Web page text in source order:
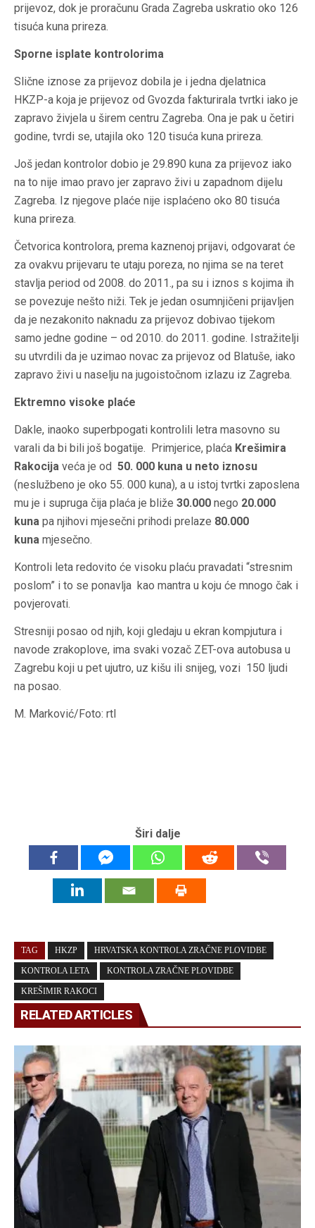
prijevoz, dok je proračunu Grada Zagreba uskratio oko 126
tisuća kuna prireza.
Sporne isplate kontrolorima
Slične iznose za prijevoz dobila je i jedna djelatnica
HKZP-a koja je prijevoz od Gvozda fakturirala tvrtki iako je
zapravo živjela u širem centru Zagreba. Ona je pak u četiri
godine, tvrdi se, utajila oko 120 tisuća kuna prireza.
Još jedan kontrolor dobio je 29.890 kuna za prijevoz iako
na to nije imao pravo jer zapravo živi u zapadnom dijelu
Zagreba. Iz njegove plaće nije isplaćeno oko 80 tisuća
kuna prireza.
Četvorica kontrolora, prema kaznenoj prijavi, odgovarat će
za ovakvu prijevaru te utaju poreza, no njima se na teret
stavlja period od 2008. do 2011., pa su i iznos s kojima ih
se povezuje nešto niži. Tek je jedan osumnjičeni prijavljen
da je nezakonito naknadu za prijevoz dobivao tijekom
samo jedne godine – od 2010. do 2011. godine. Istražitelji
su utvrdili da je uzimao novac za prijevoz od Blatuše, iako
zapravo živi u naselju na jugoistočnom izlazu iz Zagreba.
Ektremno visoke plaće
Dakle, inaoko superbpogati kontrolili letra masovno su
varali da bi bili još bogatije. Primjerice, plaća Krešimira
Rakocija veća je od 50. 000 kuna u neto iznosu
(neslužbeno je oko 55. 000 kuna), a u istoj tvrtki zaposlena
mu je i supruga čija plaća je bliže 30.000 nego 20.000
kuna pa njihovi mjesečni prihodi prelaze 80.000
kuna mjesečno.
Kontroli leta redovito će visoku plaću pravadati “stresnim
poslom” i to se ponavlja kao mantra u koju će mnogo čak i
povjerovati.
Stresniji posao od njih, koji gledaju u ekran kompjutura i
navode zrakoplove, ima svaki vozač ZET-ova autobusa u
Zagrebu koji u pet ujutro, uz kišu ili snijeg, vozi 150 ljudi
na posao.
M. Marković/Foto: rtl
Širi dalje
TAG HKZP HRVATSKA KONTROLA ZRAČNE PLOVIDBE
KONTROLA LETA KONTROLA ZRAČNE PLOVIDBE
KREŠIMIR RAKOCI
RELATED ARTICLES